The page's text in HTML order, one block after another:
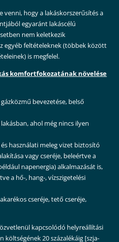
venni, hogy a lakáskorszerűsítés a
egyaránt lakáscélú
nem keletkezik
egyéb feltételeknek (többek között
is megfelel.
komfortfokozatának növelése
bevezetése, belső
ahol még nincs ilyen
használati meleg vizet biztosító
vagy cseréje, beleértve a
napenergia) alkalmazását is,
a hő-, hang-, vízszigetelési
cseréje, tető cseréje,
kapcsolódó helyreállítási
költségének 20 százalékáig [szja-